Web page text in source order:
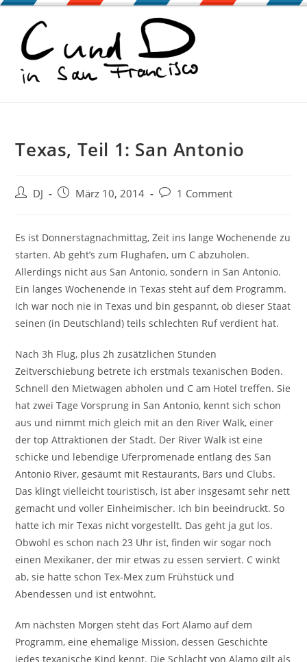
Zum
springen
Texas, Teil 1: San Antonio
Beitrags-
DJ
BeitragMärz 10, 2014
Beitrags-
1 Comment
Es ist Donnerstagnachmittag, Zeit ins lange Wochenende zu
starten. Ab geht’s zum Flughafen, um C abzuholen.
Allerdings nicht aus San Antonio, sondern in San Antonio.
Ein langes Wochenende in Texas steht auf dem Programm.
Ich war noch nie in Texas und bin gespannt, ob dieser Staat
seinen (in Deutschland) teils schlechten Ruf verdient hat.
Nach 3h Flug, plus 2h zusätzlichen Stunden
Zeitverschiebung betrete ich erstmals texanischen Boden.
Schnell den Mietwagen abholen und C am Hotel treffen. Sie
hat zwei Tage Vorsprung in San Antonio, kennt sich schon
aus und nimmt mich gleich mit an den River Walk, einer
der top Attraktionen der Stadt. Der River Walk ist eine
schicke und lebendige Uferpromenade entlang des San
Antonio River, gesäumt mit Restaurants, Bars und Clubs.
Das klingt vielleicht touristisch, ist aber insgesamt sehr nett
gemacht und voller Einheimischer. Ich bin beeindruckt. So
hatte ich mir Texas nicht vorgestellt. Das geht ja gut los.
Obwohl es schon nach 23 Uhr ist, finden wir sogar noch
einen Mexikaner, der mir etwas zu essen serviert. C winkt
ab, sie hatte schon Tex-Mex zum Frühstück und
Abendessen und ist entwöhnt.
Am nächsten Morgen steht das Fort Alamo auf dem
Programm, eine ehemalige Mission, dessen Geschichte
jedes texanische Kind kennt. Die Schlacht von Alamo gilt als